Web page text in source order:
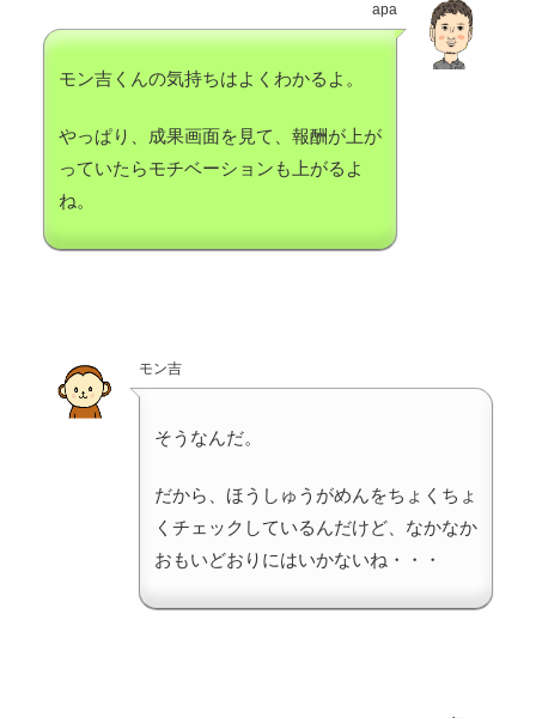
apa
モン吉くんの気持ちはよくわかるよ。
やっぱり、成果画面を見て、報酬が上が
っていたらモチベーションも上がるよ
ね。
モン吉
そうなんだ。
だから、ほうしゅうがめんをちょくちょ
くチェックしているんだけど、なかなか
おもいどおりにはいかないね・・・